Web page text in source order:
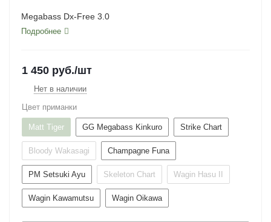
Megabass Dx-Free 3.0
Подробнее
1 450 руб./шт
Нет в наличии
Цвет приманки
Matt Tiger GG Megabass Kinkuro Strike Chart
Bloody Wakasagi Champagne Funa
PM Setsuki Ayu Skeleton Chart Wagin Hasu II
Wagin Kawamutsu Wagin Oikawa